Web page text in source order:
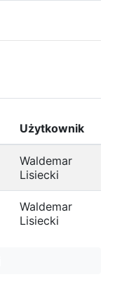
Użytkownik
Waldemar
Lisiecki
Waldemar
Lisiecki